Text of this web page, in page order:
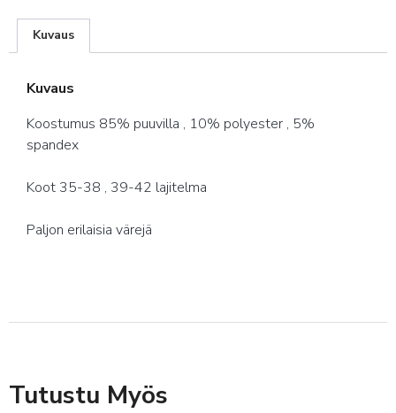
Kuvaus
Kuvaus
Koostumus 85% puuvilla , 10% polyester , 5%
spandex
Koot 35-38 , 39-42 lajitelma
Paljon erilaisia värejä
Tutustu Myös